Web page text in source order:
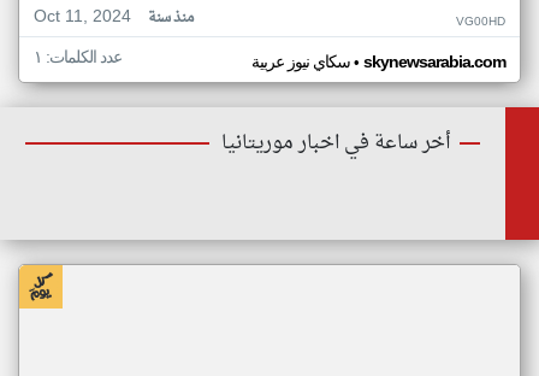
Oct 11, 2024
منذ سنة VG00HD
سكاي نيوز عربية• skynewsarabia.com عدد الكلمات: ١
أخر ساعة في اخبار موريتانيا